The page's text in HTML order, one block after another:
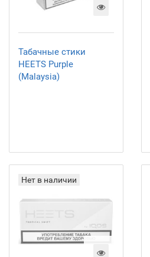
Табачные стики
HEETS Purple
(Malaysia)
Нет в наличии